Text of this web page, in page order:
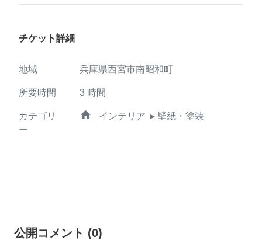
チケット詳細
地域 兵庫県西宮市南昭和町
所要時間 3 時間
カテゴリ
ー
home インテリア ▸ 壁紙・塗装
公開コメント (0)